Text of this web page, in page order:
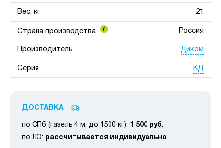
Вес, кг 21
Страна производства Россия
Производитель Диком
Серия КД
ДОСТАВКА
по СПб (газель 4 м, до 1500 кг): 1 500 руб.
по ЛО: рассчитывается индивидуально